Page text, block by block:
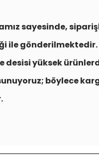
sayesinde,
ile gönderilmektedir.
desisi yüksek
böylece